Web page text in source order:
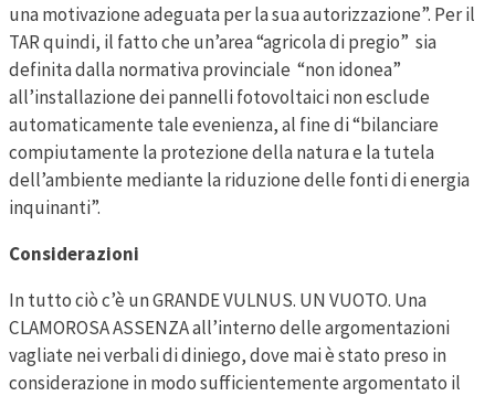
una motivazione adeguata per la sua autorizzazione”. Per il
TAR quindi, il fatto che un’area “agricola di pregio” sia
definita dalla normativa provinciale “non idonea”
all’installazione dei pannelli fotovoltaici non esclude
automaticamente tale evenienza, al fine di “bilanciare
compiutamente la protezione della natura e la tutela
dell’ambiente mediante la riduzione delle fonti di energia
inquinanti”.
Considerazioni
In tutto ciò c’è un GRANDE VULNUS. UN VUOTO. Una
CLAMOROSA ASSENZA all’interno delle argomentazioni
vagliate nei verbali di diniego, dove mai è stato preso in
considerazione in modo sufficientemente argomentato il